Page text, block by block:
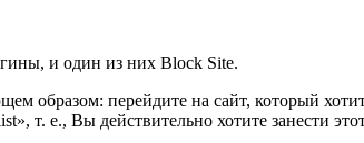
и один из них Block Site.
образом: перейдите на сайт, который
т. е., Вы действительно хотите занести